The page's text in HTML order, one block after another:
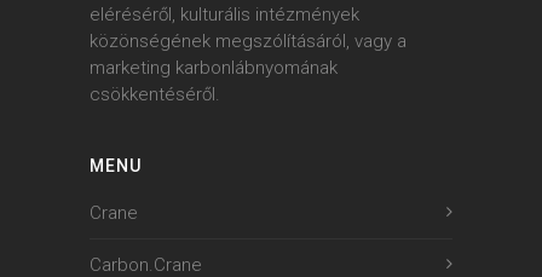
eléréséről, kulturális intézmények
közönségének megszólításáról, vagy a
marketing karbonlábnyomának
csökkentéséről.
MENU
Crane
Carbon.Crane